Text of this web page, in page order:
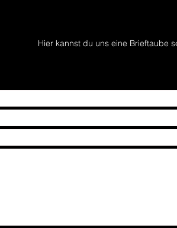
Hier kannst du uns eine Brieftaube